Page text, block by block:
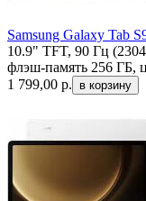
Samsung Galaxy Tab
10.9" TFT, 90 Гц
флэш-память 256 ГБ,
1 799,00 р.